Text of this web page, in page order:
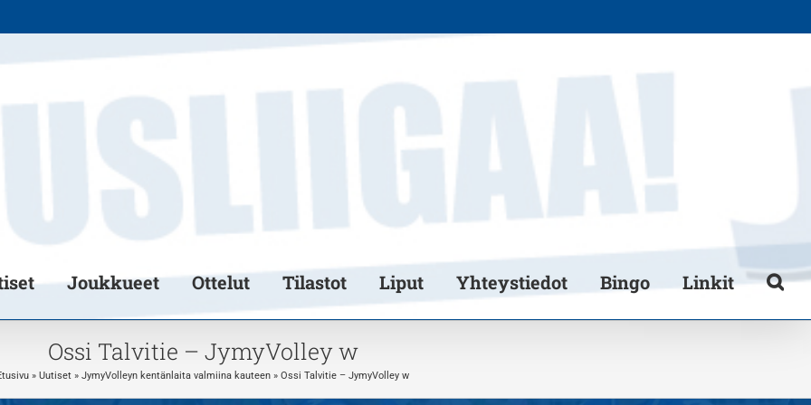
Joukkueet Ottelut Tilastot Liput Yhteystiedot Bingo Linkit
Ossi Talvitie – JymyVolley w
» Uutiset » JymyVolleyn kentänlaita valmiina kauteen » Ossi Talvitie – JymyVolley w